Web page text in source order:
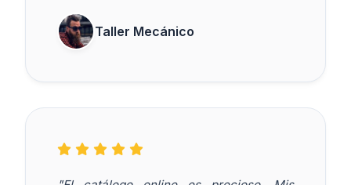
Taller Mecánico